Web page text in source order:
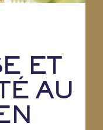
ET
AU